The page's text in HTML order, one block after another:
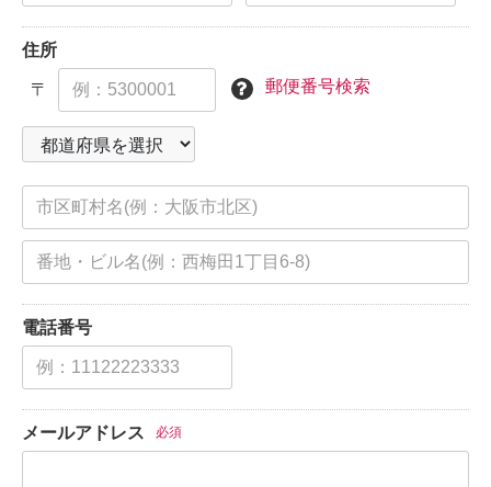
住所
〒 郵便番号検索
電話番号
メールアドレス 必須